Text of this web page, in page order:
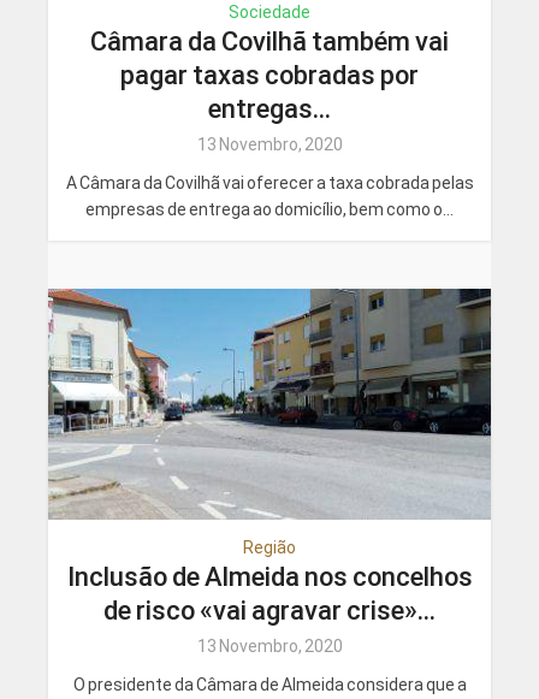
Sociedade
Câmara da Covilhã também vai
pagar taxas cobradas por
entregas...
13 Novembro, 2020
A Câmara da Covilhã vai oferecer a taxa cobrada pelas
empresas de entrega ao domicílio, bem como o...
Região
Inclusão de Almeida nos concelhos
de risco «vai agravar crise»...
13 Novembro, 2020
O presidente da Câmara de Almeida considera que a